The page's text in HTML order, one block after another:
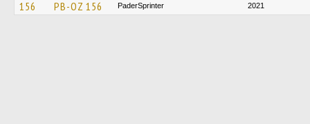
156 PB-OZ 156 PaderSprinter 2021